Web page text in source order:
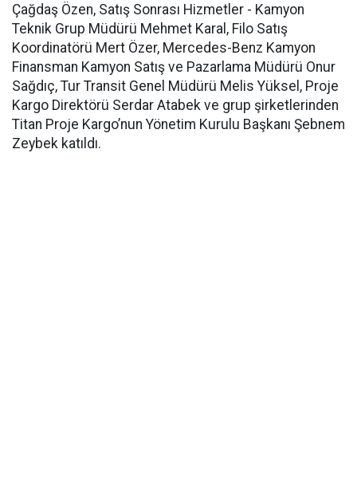
Çağdaş Özen, Satış Sonrası Hizmetler - Kamyon
Teknik Grup Müdürü Mehmet Karal, Filo Satış
Koordinatörü Mert Özer, Mercedes-Benz Kamyon
Finansman Kamyon Satış ve Pazarlama Müdürü Onur
Sağdıç, Tur Transit Genel Müdürü Melis Yüksel, Proje
Kargo Direktörü Serdar Atabek ve grup şirketlerinden
Titan Proje Kargo’nun Yönetim Kurulu Başkanı Şebnem
Zeybek katıldı.